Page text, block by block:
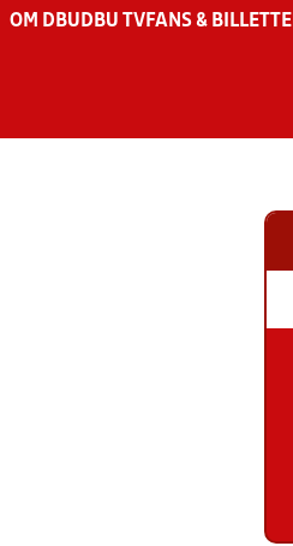
OM DBU DBU TV FANS &